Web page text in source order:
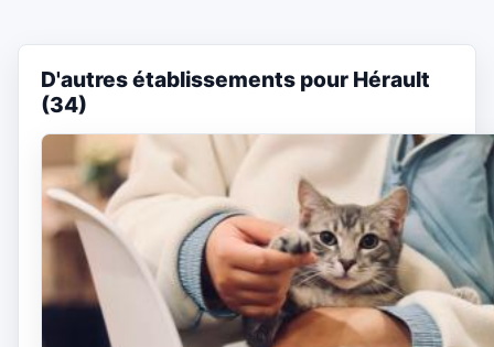
D'autres établissements pour Hérault
(34)